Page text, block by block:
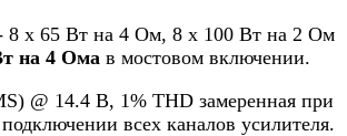
8 х 65 Вт на 4 Ом, 8 х 100 Вт на 2 Ом
на 4 Ома в мостовом включении.
@ 14.4 В, 1% THD замеренная при
всех каналов усилителя.